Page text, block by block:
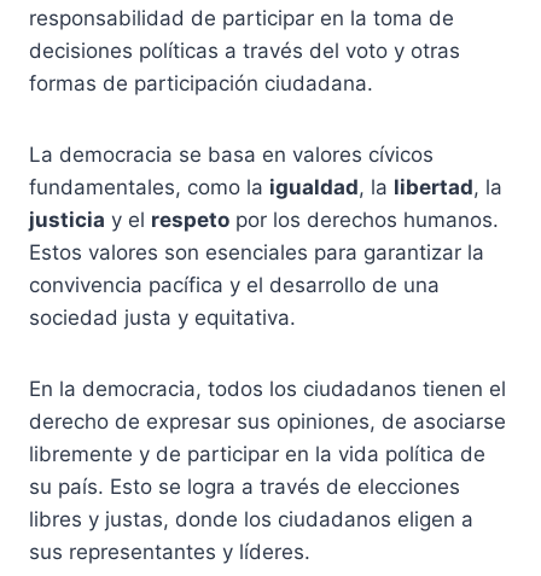
responsabilidad de participar en la toma de
decisiones políticas a través del voto y otras
formas de participación ciudadana.
La democracia se basa en valores cívicos
fundamentales, como la igualdad, la libertad, la
justicia y el respeto por los derechos humanos.
Estos valores son esenciales para garantizar la
convivencia pacífica y el desarrollo de una
sociedad justa y equitativa.
En la democracia, todos los ciudadanos tienen el
derecho de expresar sus opiniones, de asociarse
libremente y de participar en la vida política de
su país. Esto se logra a través de elecciones
libres y justas, donde los ciudadanos eligen a
sus representantes y líderes.